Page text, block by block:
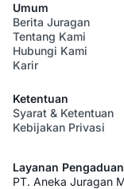
Umum
Berita Juragan
Tentang Kami
Hubungi Kami
Karir
Ketentuan
Syarat & Ketentuan
Kebijakan Privasi
Layanan
PT. Aneka Juragan